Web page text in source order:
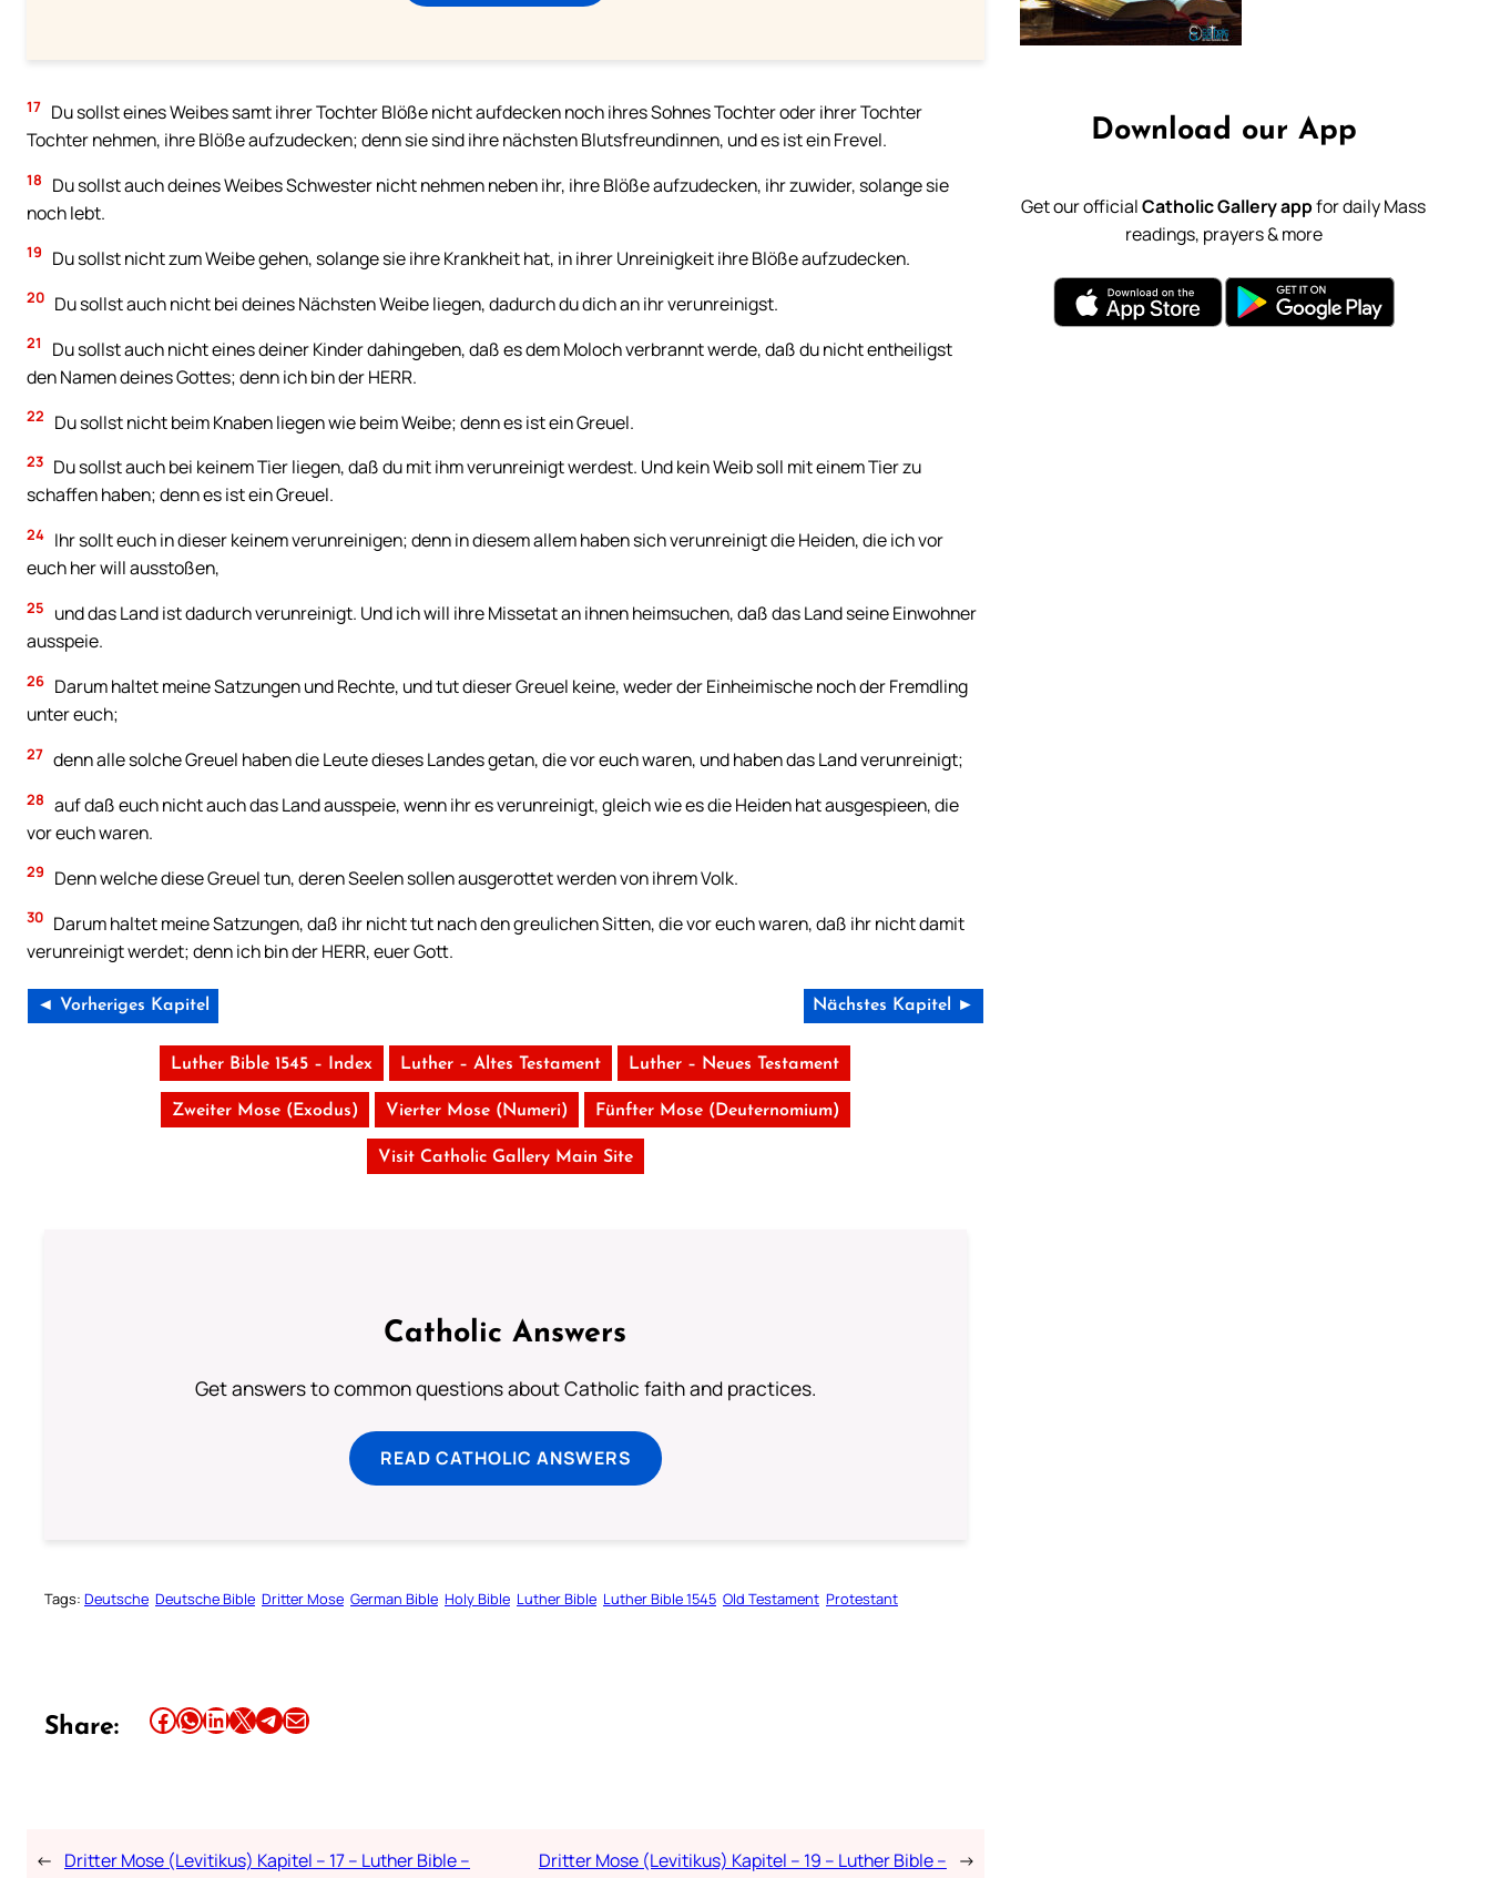
17 Du sollst eines Weibes samt ihrer Tochter Blöße nicht aufdecken noch ihres Sohnes Tochter oder ihrer Tochter
Tochter nehmen, ihre Blöße aufzudecken; denn sie sind ihre nächsten Blutsfreundinnen, und es ist ein Frevel.
18
Du sollst auch deines Weibes Schwester nicht nehmen neben ihr, ihre Blöße aufzudecken, ihr zuwider, solange sie
noch lebt.
19 Du sollst nicht zum Weibe gehen, solange sie ihre Krankheit hat, in ihrer Unreinigkeit ihre Blöße aufzudecken.
20 Du sollst auch nicht bei deines Nächsten Weibe liegen, dadurch du dich an ihr verunreinigst.
21
Du sollst auch nicht eines deiner Kinder dahingeben, daß es dem Moloch verbrannt werde, daß du nicht entheiligst
den Namen deines Gottes; denn ich bin der HERR.
22 Du sollst nicht beim Knaben liegen wie beim Weibe; denn es ist ein Greuel.
23 Du sollst auch bei keinem Tier liegen, daß du mit ihm verunreinigt werdest. Und kein Weib soll mit einem Tier zu
schaffen haben; denn es ist ein Greuel.
24 Ihr sollt euch in dieser keinem verunreinigen; denn in diesem allem haben sich verunreinigt die Heiden, die ich vor
euch her will ausstoßen,
25
und das Land ist dadurch verunreinigt. Und ich will ihre Missetat an ihnen heimsuchen, daß das Land seine Einwohner
ausspeie.
26 Darum haltet meine Satzungen und Rechte, und tut dieser Greuel keine, weder der Einheimische noch der Fremdling
unter euch;
27 denn alle solche Greuel haben die Leute dieses Landes getan, die vor euch waren, und haben das Land verunreinigt;
28 auf daß euch nicht auch das Land ausspeie, wenn ihr es verunreinigt, gleich wie es die Heiden hat ausgespieen, die
vor euch waren.
29 Denn welche diese Greuel tun, deren Seelen sollen ausgerottet werden von ihrem Volk.
30 Darum haltet meine Satzungen, daß ihr nicht tut nach den greulichen Sitten, die vor euch waren, daß ihr nicht damit
verunreinigt werdet; denn ich bin der HERR, euer Gott.
◄ Vorheriges Kapitel Nächstes Kapitel ►
Luther Bible 1545 – Index Luther – Altes Testament Luther – Neues Testament
Zweiter Mose (Exodus) Vierter Mose (Numeri) Fünfter Mose (Deuternomium)
Visit Catholic Gallery Main Site
Catholic Answers
Get answers to common questions about Catholic faith and practices.
READ CATHOLIC ANSWERS
Tags: Deutsche Deutsche Bible Dritter Mose German Bible Holy Bible Luther Bible Luther Bible 1545 Old Testament Protestant
Share: Share this article on Facebook Share this article on WhatsApp Share this article on LinkedIn Share this article on X Share this article on TelegramEmail this Article
← Dritter Mose (Levitikus) Kapitel – 17 – Luther Bible –
Dritter Mose (Levitikus) Kapitel – 19 – Luther Bible – →
Download our App
Get our officialCatholic Gallery appfor daily Mass
readings, prayers & more